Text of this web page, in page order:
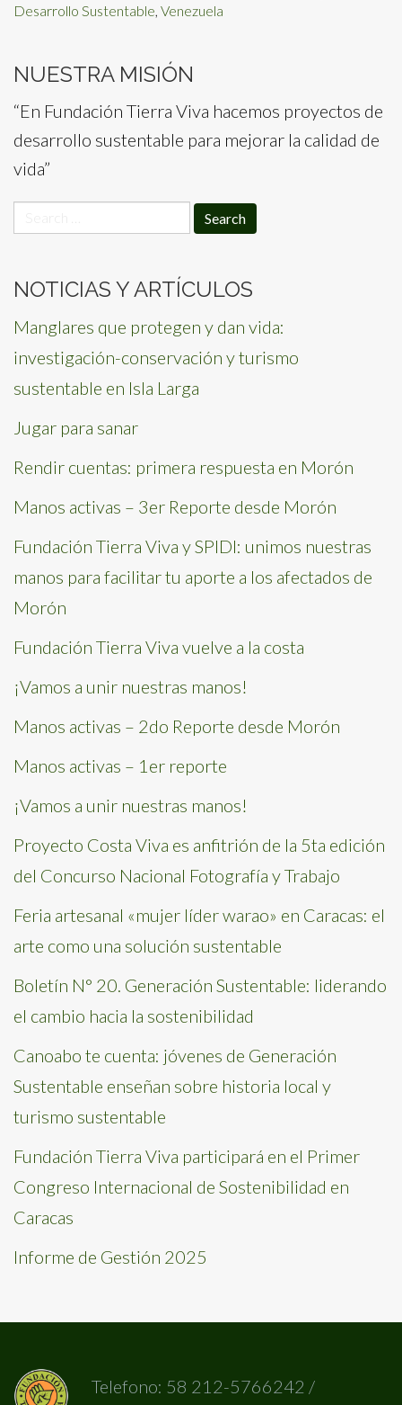
Desarrollo Sustentable Venezuela
NUESTRA MISIÓN
“En Fundación Tierra Viva hacemos proyectos de
desarrollo sustentable para mejorar la calidad de
vida”
for:
NOTICIAS Y ARTÍCULOS
Manglares que protegen y dan vida:
investigación-conservación y turismo
sustentable en Isla Larga
Jugar para sanar
Rendir cuentas: primera respuesta en Morón
Manos activas – 3er Reporte desde Morón
Fundación Tierra Viva y SPIDI: unimos nuestras
manos para facilitar tu aporte a los afectados de
Morón
Fundación Tierra Viva vuelve a la costa
¡Vamos a unir nuestras manos!
Manos activas – 2do Reporte desde Morón
Manos activas – 1er reporte
¡Vamos a unir nuestras manos!
Proyecto Costa Viva es anfitrión de la 5ta edición
del Concurso Nacional Fotografía y Trabajo
Feria artesanal «mujer líder warao» en Caracas: el
arte como una solución sustentable
Boletín N° 20. Generación Sustentable: liderando
el cambio hacia la sostenibilidad
Canoabo te cuenta: jóvenes de Generación
Sustentable enseñan sobre historia local y
turismo sustentable
Fundación Tierra Viva participará en el Primer
Congreso Internacional de Sostenibilidad en
Caracas
Informe de Gestión 2025
Telefono: 58 212-5766242 /